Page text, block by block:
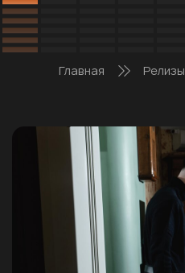
Главная Релизы